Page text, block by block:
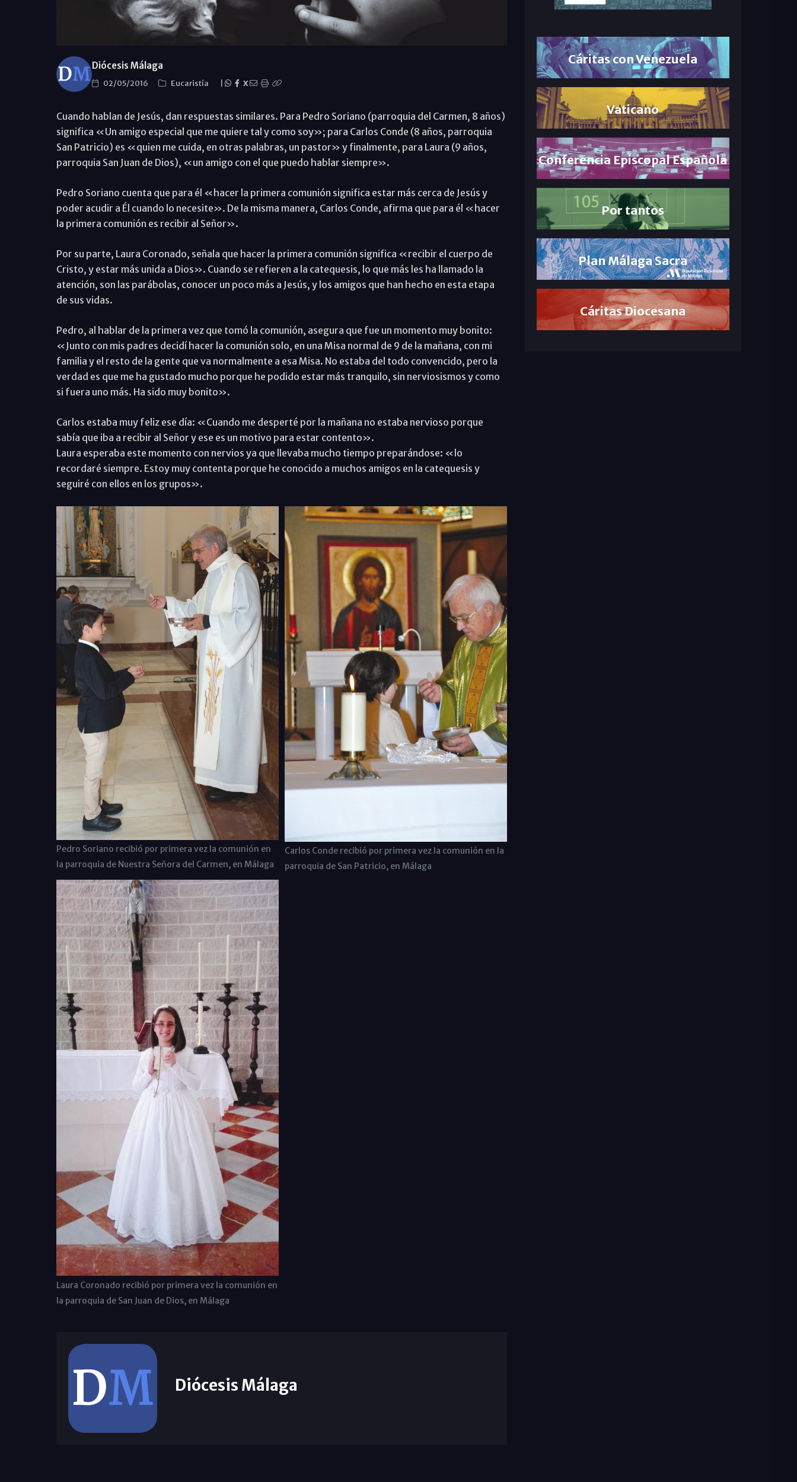
Diócesis Málaga
02/05/2016 Eucaristía X
Cuando hablan de Jesús, dan respuestas similares. Para Pedro Soriano (parroquia del Carmen, 8 años)
significa «Un amigo especial que me quiere tal y como soy»; para Carlos Conde (8 años, parroquia
San Patricio) es «quien me cuida, en otras palabras, un pastor» y finalmente, para Laura (9 años,
parroquia San Juan de Dios), «un amigo con el que puedo hablar siempre».
Pedro Soriano cuenta que para él «hacer la primera comunión significa estar más cerca de Jesús y
poder acudir a Él cuando lo necesite». De la misma manera, Carlos Conde, afirma que para él «hacer
la primera comunión es recibir al Señor».
Por su parte, Laura Coronado, señala que hacer la primera comunión significa «recibir el cuerpo de
Cristo, y estar más unida a Dios». Cuando se refieren a la catequesis, lo que más les ha llamado la
atención, son las parábolas, conocer un poco más a Jesús, y los amigos que han hecho en esta etapa
de sus vidas.
Pedro, al hablar de la primera vez que tomó la comunión, asegura que fue un momento muy bonito:
«Junto con mis padres decidí hacer la comunión solo, en una Misa normal de 9 de la mañana, con mi
familia y el resto de la gente que va normalmente a esa Misa. No estaba del todo convencido, pero la
verdad es que me ha gustado mucho porque he podido estar más tranquilo, sin nerviosismos y como
si fuera uno más. Ha sido muy bonito».
Carlos estaba muy feliz ese día: «Cuando me desperté por la mañana no estaba nervioso porque
sabía que iba a recibir al Señor y ese es un motivo para estar contento».
Laura esperaba este momento con nervios ya que llevaba mucho tiempo preparándose: «lo
recordaré siempre. Estoy muy contenta porque he conocido a muchos amigos en la catequesis y
seguiré con ellos en los grupos».
Pedro Soriano recibió por primera vez la comunión en
la parroquia de Nuestra Señora del Carmen, en Málaga
Carlos Conde recibió por primera vez la comunión en la
parroquia de San Patricio, en Málaga
Laura Coronado recibió por primera vez la comunión en
la parroquia de San Juan de Dios, en Málaga
Diócesis Málaga
Cáritas con Venezuela
Vaticano
Conferencia Episcopal Española
Por tantos
Plan Málaga Sacra
Cáritas Diocesana